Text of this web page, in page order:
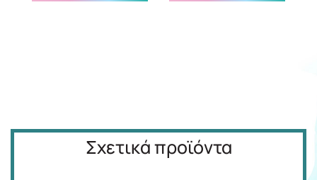
Σχετικά προϊόντα